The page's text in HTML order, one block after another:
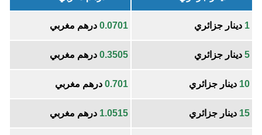
1 دينار جزائري 0.0701 درهم مغربي
5 دينار جزائري 0.3505 درهم مغربي
10 دينار جزائري 0.701 درهم مغربي
15 دينار جزائري 1.0515 درهم مغربي